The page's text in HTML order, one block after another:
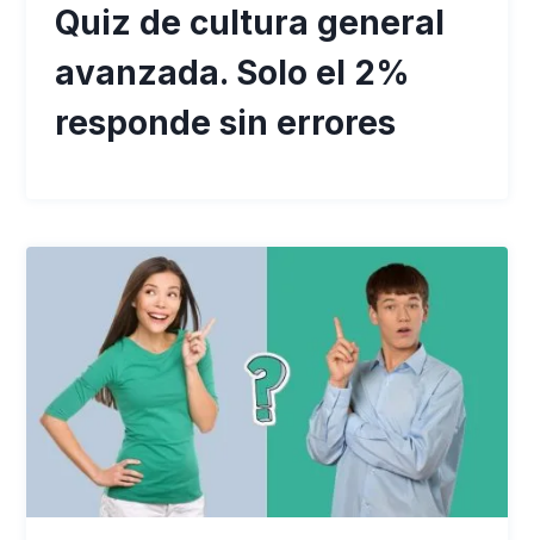
Quiz de cultura general
avanzada. Solo el 2%
responde sin errores